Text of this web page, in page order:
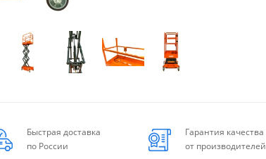
Быстрая доставка
по России
Гарантия качества
от производителей